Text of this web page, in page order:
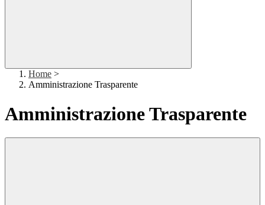
Home >
Amministrazione Trasparente
Amministrazione Trasparente